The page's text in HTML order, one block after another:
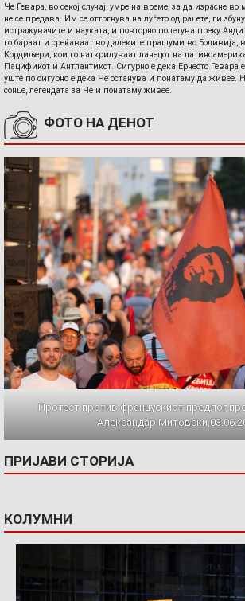
Че Гевара, во секој случај, умре на време, за да израсне во
не се предава. Им се оттргнува на луѓето од рацете, ги
истражувачите и науката, и повторно полетува преку
го бараат и среќаваат во далеките прашуми во Боливија,
Кордиљери, кои го наткрилуваат ланецот на
Пацификот и Антлантикот. Сигурно е дека Ернесто Гевара
уште по сигурно е дека Че останува и понатаму да живее.
сонце, легендата за Че и понатаму живее.
ФОТО НА ДЕНОТ
Протест против францускиот предлог
Александар
ПРИЈАВИ СТОРИЈА
КОЛУМНИ